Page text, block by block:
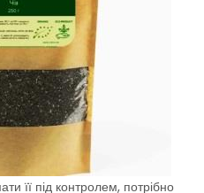
її під контролем, потрібно